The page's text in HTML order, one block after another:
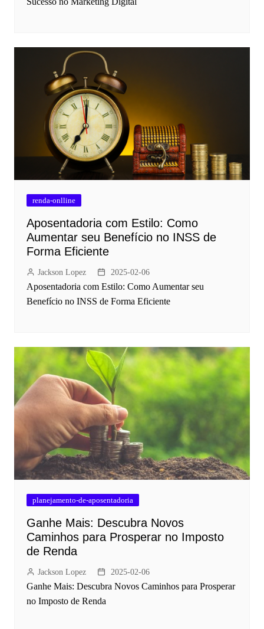
renda-onlline
Aposentadoria com Estilo: Como
Aumentar seu Benefício no INSS de
Forma Eficiente
Jackson Lopez 2025-02-06
Aposentadoria com Estilo: Como Aumentar seu
Benefício no INSS de Forma Eficiente
planejamento-de-aposentadoria
Ganhe Mais: Descubra Novos
Caminhos para Prosperar no Imposto
de Renda
Jackson Lopez 2025-02-06
Ganhe Mais: Descubra Novos Caminhos para Prosperar
no Imposto de Renda